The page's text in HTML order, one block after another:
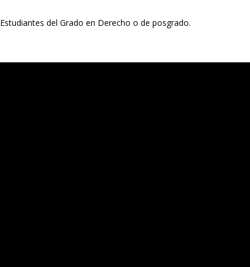
Estudiantes del Grado en Derecho o de posgrado.